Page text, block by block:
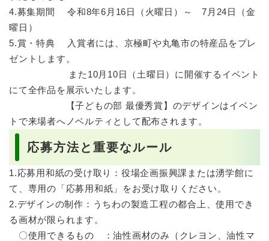
4.募集期間 令和8年6月16日（火曜日）～ 7月24日（金
曜日）
5.賞・特典 入賞者には、京極町や丸亀市の特産品をプレ
ゼントします。
また10月10日（土曜日）に開催するイベント
にて全作品を展示いたします。
【子どもの部 最優秀賞】のデザインはイベン
トで来場者へノベルティとして配布されます。
応募方法と重要なルール
1.応募用和紙の受け取り：役場企画振興課または湧学館に
て、専用の「応募用和紙」をお受け取りください。
2.デザインの制作：うちわの製造工程の都合上、使用でき
る画材が限られます。
〇使用できるもの ：油性画材のみ（クレヨン、油性マ